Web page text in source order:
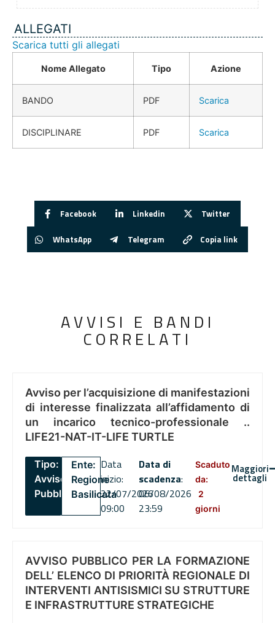
ALLEGATI
Scarica tutti gli allegati
Nome Allegato Tipo Azione
BANDO PDF Scarica
DISCIPLINARE PDF Scarica
Facebook Linkedin Twitter
WhatsApp Telegram Copia link
AVVISI E BANDI
CORRELATI
Avviso per l’acquisizione di manifestazioni
di interesse finalizzata all’affidamento di
un incarico tecnico-professionale ..
LIFE21-NAT-IT-LIFE TURTLE
Tipo:
Avviso
Pubblico
Ente:
Regione
Basilicata
Data
inizio:
22/07/2026
09:00
Data di
scadenza:
06/08/2026
23:59
Scaduto
da:
2
giorni
Maggiori
dettagli
AVVISO PUBBLICO PER LA FORMAZIONE
DELL’ ELENCO DI PRIORITÀ REGIONALE DI
INTERVENTI ANTISISMICI SU STRUTTURE
E INFRASTRUTTURE STRATEGICHE